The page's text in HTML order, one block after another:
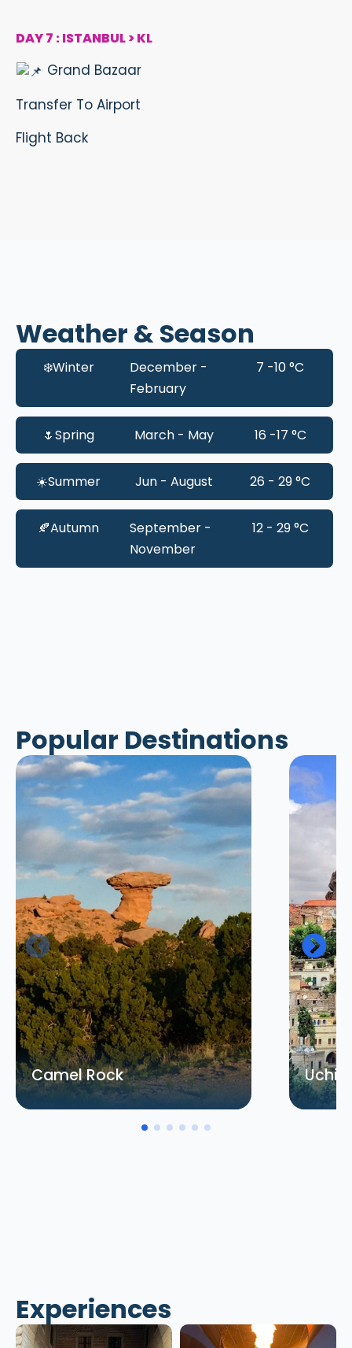
DAY 7 : ISTANBUL > KL
Grand Bazaar
Transfer To Airport
Flight Back
Weather & Season
❄️Winter
December -
February
7 -10 °C
🌷Spring March - May 16 -17 °C
☀️Summer Jun - August 26 - 29 °C
🍂Autumn
September -
November
12 - 29 °C
Popular Destinations
Camel Rock
Experiences